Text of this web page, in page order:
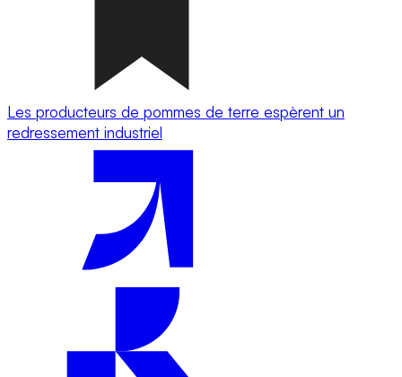
Les producteurs de pommes de terre espèrent un
redressement industriel